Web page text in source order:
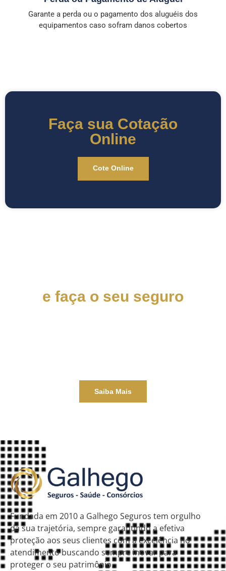
Garante a perda ou o pagamento dos aluguéis dos
equipamentos caso sofram danos cobertos
Faça sua Cotação
Online
Cote Online
e faça o seu seguro
Saiba Mais
Fundada em 2010 a Galhego Seguros tem orgulho
da sua trajetória, sempre garantindo a efetiva
proteção aos seus clientes com a excelência no
atendimento buscando sempre inovar para
proteger o seu patrimônio.